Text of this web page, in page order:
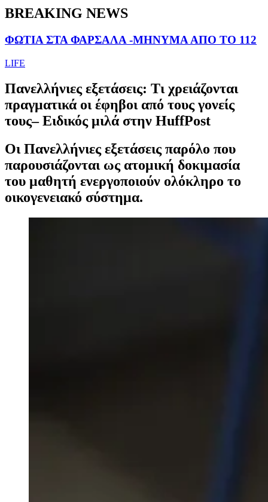
BREAKING NEWS
ΦΩΤΙΑ ΣΤΑ ΦΑΡΣΑΛΑ -ΜΗΝΥΜΑ ΑΠΟ ΤΟ 112
LIFE
Πανελλήνιες εξετάσεις: Τι χρειάζονται
πραγματικά οι έφηβοι από τους γονείς
τους– Ειδικός μιλά στην HuffPost
Οι Πανελλήνιες εξετάσεις παρόλο που
παρουσιάζονται ως ατομική δοκιμασία
του μαθητή ενεργοποιούν ολόκληρο το
οικογενειακό σύστημα.